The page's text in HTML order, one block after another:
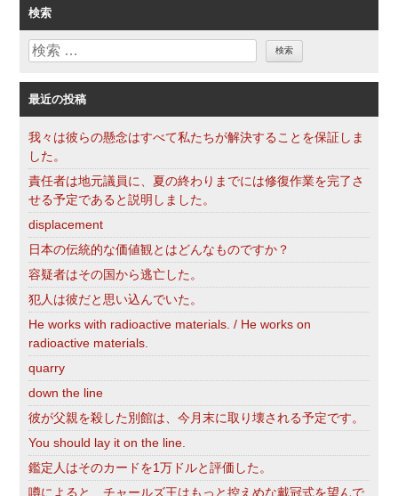
ゴ
リ
ー
検索
検
最近の投稿
我々は彼らの懸念はすべて私たちが解決することを保証しま
した。
責任者は地元議員に、夏の終わりまでには修復作業を完了さ
せる予定であると説明しました。
displacement
日本の伝統的な価値観とはどんなものですか？
容疑者はその国から逃亡した。
犯人は彼だと思い込んでいた。
He works with radioactive materials. / He works on
radioactive materials.
quarry
down the line
彼が父親を殺した別館は、今月末に取り壊される予定です。
You should lay it on the line.
鑑定人はそのカードを1万ドルと評価した。
噂によると、チャールズ王はもっと控えめな戴冠式を望んで